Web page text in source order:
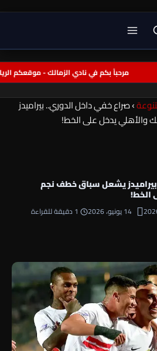
مرحباً بكم في نادي الزمالك - موقعكم
›صراع خفي داخل الدوري.. بيراميدز
والأهلي يدخل على الخط!
يشعل سباق خطف نجم
الخط!
14 يونيو، 2026
1 دقيقة للقراءة